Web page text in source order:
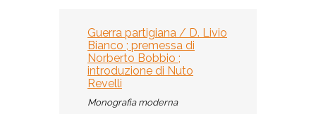
Guerra partigiana / D. Livio
Bianco ; premessa di
Norberto Bobbio ;
introduzione di Nuto
Revelli
Monografia moderna